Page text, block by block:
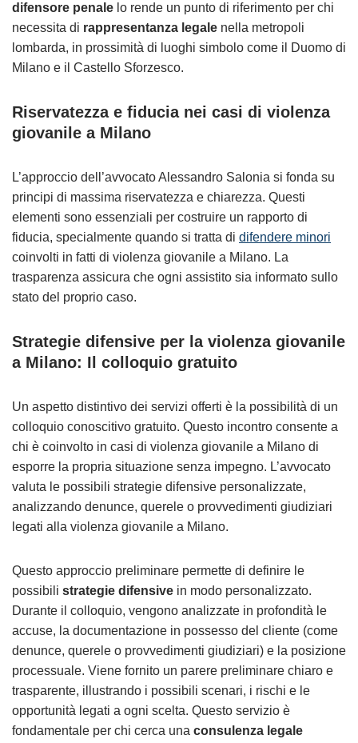
difensore penale lo rende un punto di riferimento per chi
necessita di rappresentanza legale nella metropoli
lombarda, in prossimità di luoghi simbolo come il Duomo di
Milano e il Castello Sforzesco.
Riservatezza e fiducia nei casi di violenza
giovanile a Milano
L’approccio dell’avvocato Alessandro Salonia si fonda su
principi di massima riservatezza e chiarezza. Questi
elementi sono essenziali per costruire un rapporto di
fiducia, specialmente quando si tratta di difendere minori
coinvolti in fatti di violenza giovanile a Milano. La
trasparenza assicura che ogni assistito sia informato sullo
stato del proprio caso.
Strategie difensive per la violenza giovanile
a Milano: Il colloquio gratuito
Un aspetto distintivo dei servizi offerti è la possibilità di un
colloquio conoscitivo gratuito. Questo incontro consente a
chi è coinvolto in casi di violenza giovanile a Milano di
esporre la propria situazione senza impegno. L’avvocato
valuta le possibili strategie difensive personalizzate,
analizzando denunce, querele o provvedimenti giudiziari
legati alla violenza giovanile a Milano.
Questo approccio preliminare permette di definire le
possibili strategie difensive in modo personalizzato.
Durante il colloquio, vengono analizzate in profondità le
accuse, la documentazione in possesso del cliente (come
denunce, querele o provvedimenti giudiziari) e la posizione
processuale. Viene fornito un parere preliminare chiaro e
trasparente, illustrando i possibili scenari, i rischi e le
opportunità legati a ogni scelta. Questo servizio è
fondamentale per chi cerca una consulenza legale